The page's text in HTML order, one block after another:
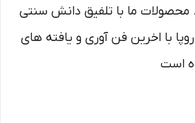
محصولات ما با تلفیق دانش سنتی
با اخرین فن آوری و یافته های
است